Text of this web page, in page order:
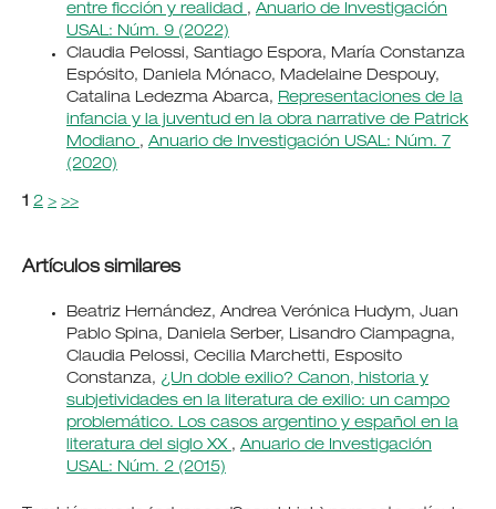
entre ficción y realidad , Anuario de Investigación
USAL: Núm. 9 (2022)
Claudia Pelossi, Santiago Espora, María Constanza
Espósito, Daniela Mónaco, Madelaine Despouy,
Catalina Ledezma Abarca, Representaciones de la
infancia y la juventud en la obra narrative de Patrick
Modiano , Anuario de Investigación USAL: Núm. 7
(2020)
1 2 > >>
Artículos similares
Beatriz Hernández, Andrea Verónica Hudym, Juan
Pablo Spina, Daniela Serber, Lisandro Ciampagna,
Claudia Pelossi, Cecilia Marchetti, Esposito
Constanza, ¿Un doble exilio? Canon, historia y
subjetividades en la literatura de exilio: un campo
problemático. Los casos argentino y español en la
literatura del siglo XX , Anuario de Investigación
USAL: Núm. 2 (2015)